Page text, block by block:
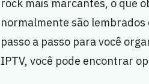
rock mais marcantes, o que
normalmente são lembrados
passo a passo para você
IPTV, você pode encontrar